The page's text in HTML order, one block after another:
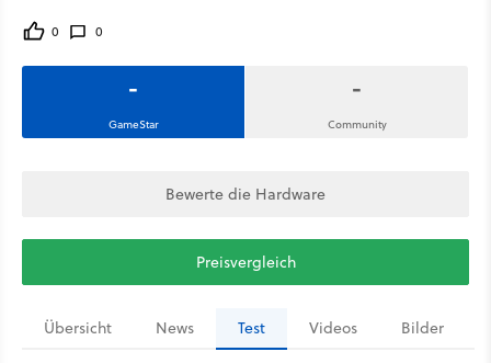
0 0
-
GameStar
-
Community
Bewerte die Hardware
Preisvergleich
Übersicht News Test Videos Bilder